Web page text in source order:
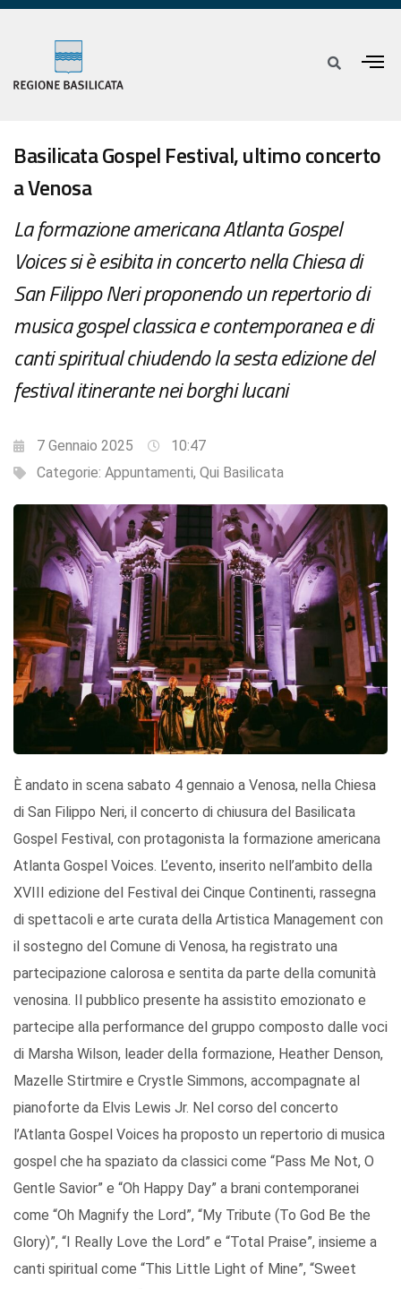
Basilicata Gospel Festival, ultimo concerto
a Venosa
La formazione americana Atlanta Gospel
Voices si è esibita in concerto nella Chiesa di
San Filippo Neri proponendo un repertorio di
musica gospel classica e contemporanea e di
canti spiritual chiudendo la sesta edizione del
festival itinerante nei borghi lucani
7 Gennaio 2025
10:47
Categorie: Appuntamenti, Qui Basilicata
È andato in scena sabato 4 gennaio a Venosa, nella Chiesa
di San Filippo Neri, il concerto di chiusura del Basilicata
Gospel Festival, con protagonista la formazione americana
Atlanta Gospel Voices. L’evento, inserito nell’ambito della
XVIII edizione del Festival dei Cinque Continenti, rassegna
di spettacoli e arte curata della Artistica Management con
il sostegno del Comune di Venosa, ha registrato una
partecipazione calorosa e sentita da parte della comunità
venosina. Il pubblico presente ha assistito emozionato e
partecipe alla performance del gruppo composto dalle voci
di Marsha Wilson, leader della formazione, Heather Denson,
Mazelle Stirtmire e Crystle Simmons, accompagnate al
pianoforte da Elvis Lewis Jr. Nel corso del concerto
l’Atlanta Gospel Voices ha proposto un repertorio di musica
gospel che ha spaziato da classici come “Pass Me Not, O
Gentle Savior” e “Oh Happy Day” a brani contemporanei
come “Oh Magnify the Lord”, “My Tribute (To God Be the
Glory)”, “I Really Love the Lord” e “Total Praise”, insieme a
canti spiritual come “This Little Light of Mine”, “Sweet